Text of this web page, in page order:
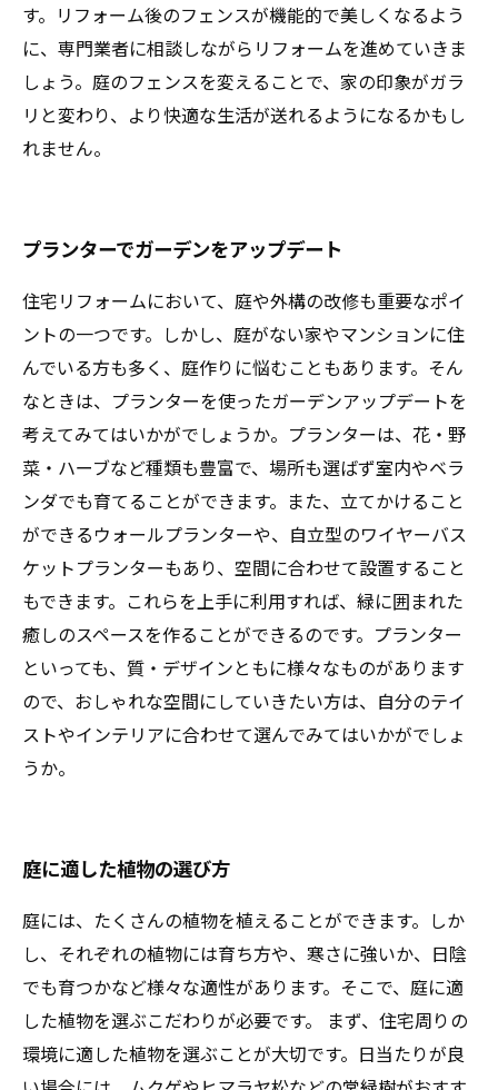
す。リフォーム後のフェンスが機能的で美しくなるよう
に、専門業者に相談しながらリフォームを進めていきま
しょう。庭のフェンスを変えることで、家の印象がガラ
リと変わり、より快適な生活が送れるようになるかもし
れません。
プランターでガーデンをアップデート
住宅リフォームにおいて、庭や外構の改修も重要なポイ
ントの一つです。しかし、庭がない家やマンションに住
んでいる方も多く、庭作りに悩むこともあります。そん
なときは、プランターを使ったガーデンアップデートを
考えてみてはいかがでしょうか。プランターは、花・野
菜・ハーブなど種類も豊富で、場所も選ばず室内やベラ
ンダでも育てることができます。また、立てかけること
ができるウォールプランターや、自立型のワイヤーバス
ケットプランターもあり、空間に合わせて設置すること
もできます。これらを上手に利用すれば、緑に囲まれた
癒しのスペースを作ることができるのです。プランター
といっても、質・デザインともに様々なものがあります
ので、おしゃれな空間にしていきたい方は、自分のテイ
ストやインテリアに合わせて選んでみてはいかがでしょ
うか。
庭に適した植物の選び方
庭には、たくさんの植物を植えることができます。しか
し、それぞれの植物には育ち方や、寒さに強いか、日陰
でも育つかなど様々な適性があります。そこで、庭に適
した植物を選ぶこだわりが必要です。 まず、住宅周りの
環境に適した植物を選ぶことが大切です。日当たりが良